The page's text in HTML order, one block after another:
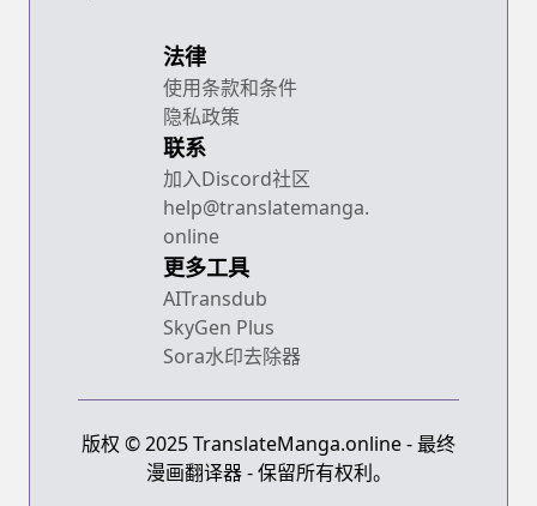
法律
使用条款和条件
隐私政策
联系
加入Discord社区
help@translatemanga.
online
更多工具
AITransdub
SkyGen Plus
Sora水印去除器
版权 © 2025 TranslateManga.online - 最终
漫画翻译器 - 保留所有权利。